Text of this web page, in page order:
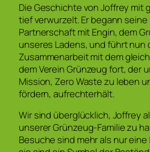
Die Geschichte von Joffrey mit
tief verwurzelt. Er begann seine
Partnerschaft mit Engin, dem
unseres Ladens, und führt nun
Zusammenarbeit mit dem
dem Verein Grünzeug fort, der
Mission, Zero Waste zu leben
fördern, aufrechterhält.
Wir sind überglücklich, Joffrey
unserer Grünzeug-Familie zu
Besuche sind mehr als nur eine